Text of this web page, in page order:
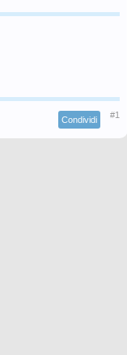
Condividi #1